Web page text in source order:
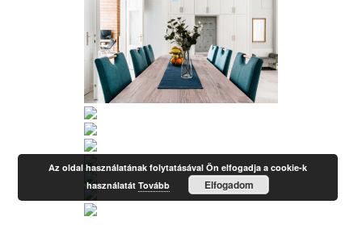
Az oldal használatának folytatásával Ön elfogadja a cookie-k
használatátTovább Elfogadom